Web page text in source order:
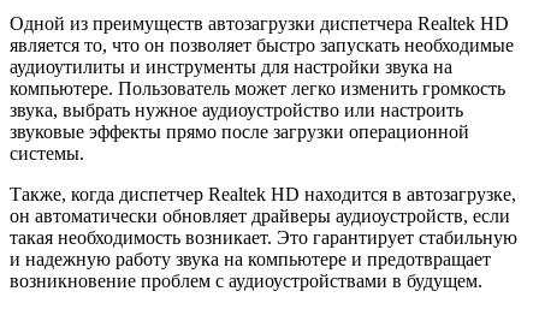
Одной из преимуществ автозагрузки диспетчера Realtek HD
является то, что он позволяет быстро запускать необходимые
аудиоутилиты и инструменты для настройки звука на
компьютере. Пользователь может легко изменить громкость
звука, выбрать нужное аудиоустройство или настроить
звуковые эффекты прямо после загрузки операционной
системы.
Также, когда диспетчер Realtek HD находится в автозагрузке,
он автоматически обновляет драйверы аудиоустройств, если
такая необходимость возникает. Это гарантирует стабильную
и надежную работу звука на компьютере и предотвращает
возникновение проблем с аудиоустройствами в будущем.